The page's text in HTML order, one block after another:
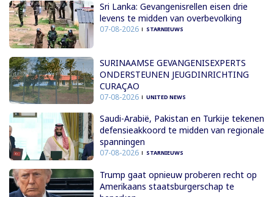
Sri Lanka: Gevangenisrellen eisen drie
levens te midden van overbevolking
07-08-2026 STARNIEUWS
SURINAAMSE GEVANGENISEXPERTS
ONDERSTEUNEN JEUGDINRICHTING
CURAÇAO
07-08-2026 UNITED NEWS
Saudi-Arabië, Pakistan en Turkije tekenen
defensieakkoord te midden van regionale
spanningen
07-08-2026 STARNIEUWS
Trump gaat opnieuw proberen recht op
Amerikaans staatsburgerschap te